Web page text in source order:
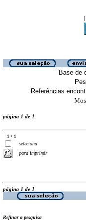
Base de
Referências
página 1 de 1
1 / 1
seleciona
para imprimir
página 1 de 1
Refinar a pesquisa